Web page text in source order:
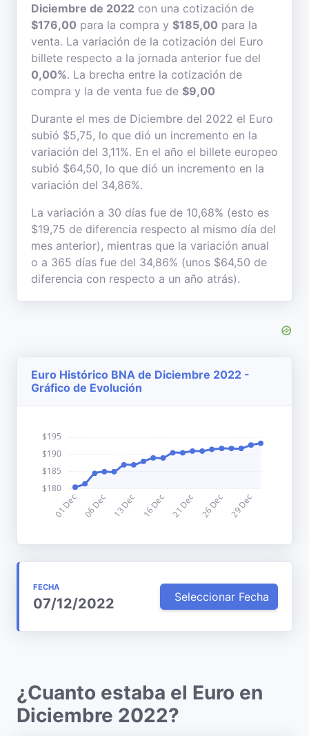
Diciembre de 2022 con una cotización de
$176,00 para la compra y $185,00 para la
venta. La variación de la cotización del Euro
billete respecto a la jornada anterior fue del
0,00%. La brecha entre la cotización de
compra y la de venta fue de $9,00
Durante el mes de Diciembre del 2022 el Euro
subió $5,75, lo que dió un incremento en la
variación del 3,11%. En el año el billete europeo
subió $64,50, lo que dió un incremento en la
variación del 34,86%.
La variación a 30 días fue de 10,68% (esto es
$19,75 de diferencia respecto al mismo día del
mes anterior), mientras que la variación anual
o a 365 días fue del 34,86% (unos $64,50 de
diferencia con respecto a un año atrás).
Euro Histórico BNA de Diciembre 2022 -
Gráfico de Evolución
FECHA
07/12/2022 Seleccionar Fecha
¿Cuanto estaba el Euro en
Diciembre 2022?